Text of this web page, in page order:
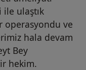
ulaştık
operasyondu ve
hala devam
Bey
hekim.